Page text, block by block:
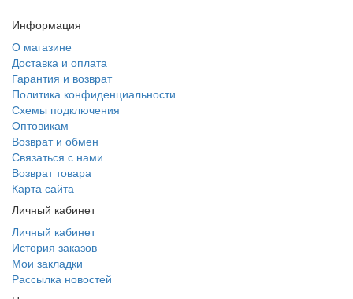
Информация
О магазине
Доставка и оплата
Гарантия и возврат
Политика конфиденциальности
Схемы подключения
Оптовикам
Возврат и обмен
Связаться с нами
Возврат товара
Карта сайта
Личный кабинет
Личный кабинет
История заказов
Мои закладки
Рассылка новостей